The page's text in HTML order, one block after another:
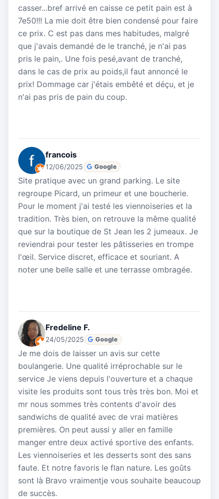
casser...bref arrivé en caisse ce petit pain est à
7e50!!! La mie doit être bien condensé pour faire
ce prix. C est pas dans mes habitudes, malgré
que j'avais demandé de le tranché, je n'ai pas
pris le pain,. Une fois pesé,avant de tranché,
dans le cas de prix au poids,il faut annoncé le
prix! Dommage car j'étais embêté et déçu, et je
n'ai pas pris de pain du coup.
francois
12/06/2025 Google
Site pratique avec un grand parking. Le site
regroupe Picard, un primeur et une boucherie.
Pour le moment j'ai testé les viennoiseries et la
tradition. Très bien, on retrouve la même qualité
que sur la boutique de St Jean les 2 jumeaux. Je
reviendrai pour tester les pâtisseries en trompe
l'œil. Service discret, efficace et souriant. A
noter une belle salle et une terrasse ombragée.
Fredeline F.
24/05/2025 Google
Je me dois de laisser un avis sur cette
boulangerie. Une qualité irréprochable sur le
service Je viens depuis l'ouverture et a chaque
visite les produits sont tous très très bon. Moi et
mr nous sommes très contents d'avoir des
sandwichs de qualité avec de vrai matières
premières. On peut aussi y aller en famille
manger entre deux activé sportive des enfants.
Les viennoiseries et les desserts sont des sans
faute. Et notre favoris le flan nature. Les goûts
sont là Bravo vraimentje vous souhaite beaucoup
de succès.